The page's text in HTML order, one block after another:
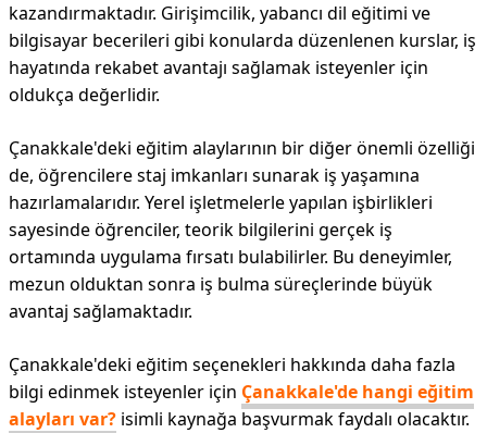
kazandırmaktadır. Girişimcilik, yabancı dil eğitimi ve
bilgisayar becerileri gibi konularda düzenlenen kurslar, iş
hayatında rekabet avantajı sağlamak isteyenler için
oldukça değerlidir.
Çanakkale'deki eğitim alaylarının bir diğer önemli özelliği
de, öğrencilere staj imkanları sunarak iş yaşamına
hazırlamalarıdır. Yerel işletmelerle yapılan işbirlikleri
sayesinde öğrenciler, teorik bilgilerini gerçek iş
ortamında uygulama fırsatı bulabilirler. Bu deneyimler,
mezun olduktan sonra iş bulma süreçlerinde büyük
avantaj sağlamaktadır.
Çanakkale'deki eğitim seçenekleri hakkında daha fazla
bilgi edinmek isteyenler için Çanakkale'de hangi eğitim
alayları var? isimli kaynağa başvurmak faydalı olacaktır.